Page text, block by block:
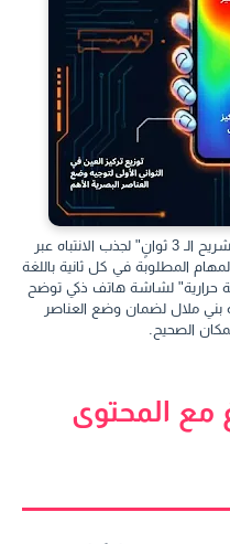
انفوجرافيك تعليمي يوضح استراتيجية "تشريح الـ 3 ثوانٍ" لجذب الانتباه عبر
المطلوبة في كل ثانية باللغة
حرارية" لشاشة هاتف ذكي توضح
ملال لضمان وضع العناصر
الصحيح.
المحتوى